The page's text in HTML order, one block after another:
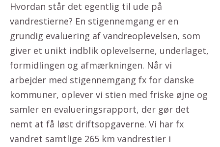
Hvordan står det egentlig til ude på
vandrestierne? En stigennemgang er en
grundig evaluering af vandreoplevelsen, som
giver et unikt indblik oplevelserne, underlaget,
formidlingen og afmærkningen. Når vi
arbejder med stigennemgang fx for danske
kommuner, oplever vi stien med friske øjne og
samler en evalueringsrapport, der gør det
nemt at få løst driftsopgaverne. Vi har fx
vandret samtlige 265 km vandrestier i